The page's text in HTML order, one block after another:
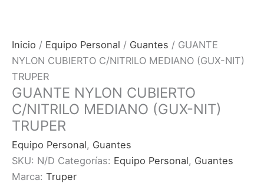
Inicio / Equipo Personal / Guantes / GUANTE
NYLON CUBIERTO C/NITRILO MEDIANO (GUX-NIT)
TRUPER
GUANTE NYLON CUBIERTO
C/NITRILO MEDIANO (GUX-NIT)
TRUPER
Equipo Personal, Guantes
SKU: N/D Categorías: Equipo Personal, Guantes
Marca: Truper